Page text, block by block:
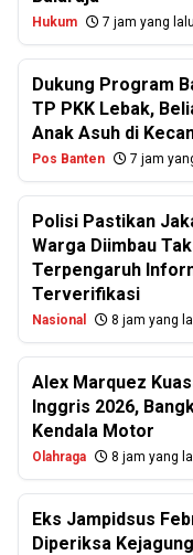
Hukum 7 jam yang lalu
Dukung Program
TP PKK Lebak,
Anak Asuh di
Pos Banten 7 jam
Polisi Pastikan
Warga Diimbau
Terpengaruh
Terverifikasi
Nasional 8 jam yang
Alex Marquez
Inggris 2026,
Kendala Motor
Olahraga 8 jam yang
Eks Jampidsus
Diperiksa